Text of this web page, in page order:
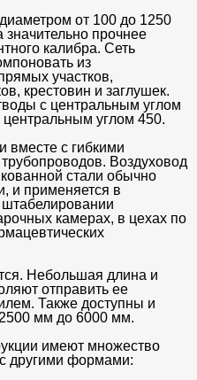
от 100 до 1250
прочнее
калибра. Сеть
из
участков,
крестовин и заглушек.
с центральным углом
углом 450.
вместе с гибкими
Воздуховод
стали обычно
и применяется в
камерах, в цехах по
Небольшая длина и
отправить ее
Также доступны и
мм до 6000 мм.
имеют множество
другими формами: